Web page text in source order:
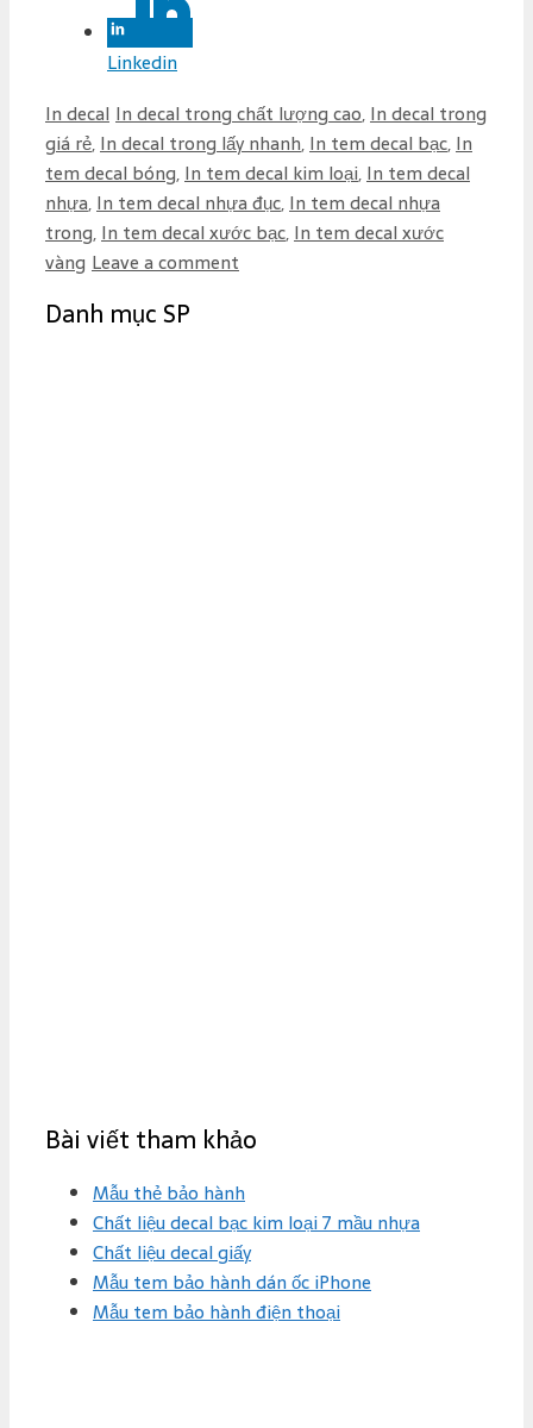
Linkedin
C
a
t
e
g
o
i
In decal T
a
g
s
In decal trong chất lượng cao, In decal trong
giá rẻ, In decal trong lấy nhanh, In tem decal bạc, In
tem decal bóng, In tem decal kim loại, In tem decal
nhựa, In tem decal nhựa đục, In tem decal nhựa
trong, In tem decal xước bạc, In tem decal xước
vàng Leave a comment
Danh mục SP
Bài viết tham khảo
Mẫu thẻ bảo hành
Chất liệu decal bạc kim loại 7 mầu nhựa
Chất liệu decal giấy
Mẫu tem bảo hành dán ốc iPhone
Mẫu tem bảo hành điện thoại